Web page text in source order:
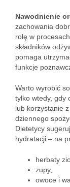
Nawodnienie
zachowania
rolę w
składników
pomaga
funkcje
Warto wyrobić
tylko wtedy, gdy
lub korzystanie
dziennego
Dietetycy
hydratacji – na
herbaty
zupy,
owoce i